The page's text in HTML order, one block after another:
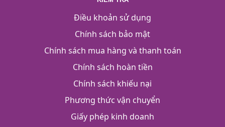
Điều khoản sử dụng
Chính sách bảo mật
Chính sách mua hàng và thanh toán
Chính sách hoàn tiền
Chính sách khiếu nại
Phương thức vận chuyển
Giấy phép kinh doanh